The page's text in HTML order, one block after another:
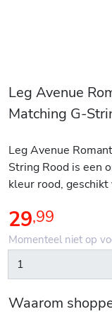
Leg Avenue
Matching G-
Leg Avenue
String Rood is een
kleur rood,
29,99
Momenteel niet op
Waarom